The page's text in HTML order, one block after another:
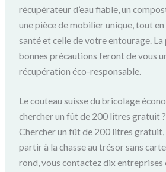
récupérateur d’eau fiable, un
une pièce de mobilier unique, tout
santé et celle de votre entourage. La
bonnes précautions feront de vous
récupération éco-responsable.
Le couteau suisse du bricolage
chercher un fût de 200 litres gratuit ?
Chercher un fût de 200 litres gratuit,
partir à la chasse au trésor sans
rond, vous contactez dix entreprises